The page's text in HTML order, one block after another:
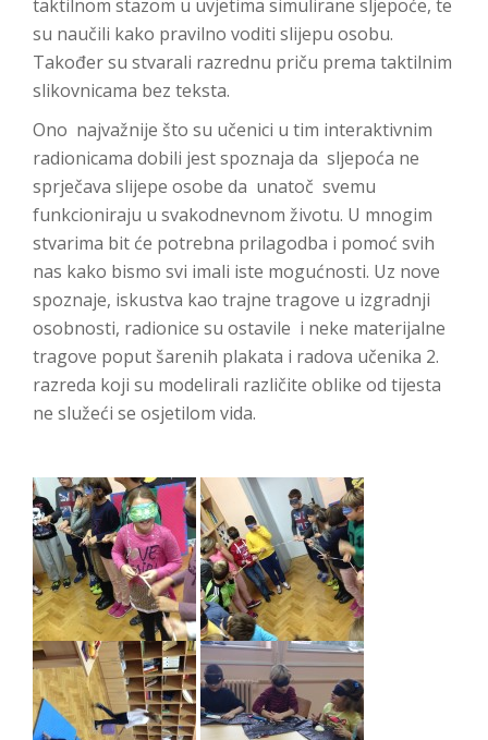
taktilnom stazom u uvjetima simulirane sljepoće, te
su naučili kako pravilno voditi slijepu osobu.
Također su stvarali razrednu priču prema taktilnim
slikovnicama bez teksta.
Ono najvažnije što su učenici u tim interaktivnim
radionicama dobili jest spoznaja da sljepoća ne
sprječava slijepe osobe da unatoč svemu
funkcioniraju u svakodnevnom životu. U mnogim
stvarima bit će potrebna prilagodba i pomoć svih
nas kako bismo svi imali iste mogućnosti. Uz nove
spoznaje, iskustva kao trajne tragove u izgradnji
osobnosti, radionice su ostavile i neke materijalne
tragove poput šarenih plakata i radova učenika 2.
razreda koji su modelirali različite oblike od tijesta
ne služeći se osjetilom vida.